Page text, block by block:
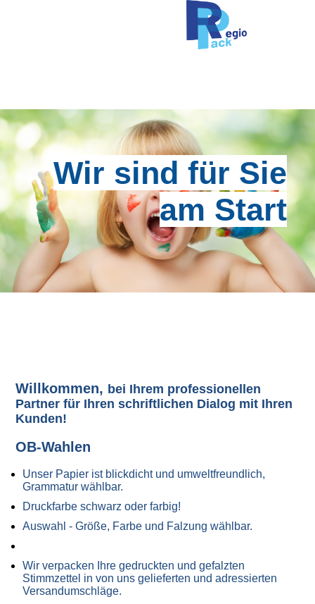
Wir sind für Sie
am Start
Willkommen, bei Ihrem professionellen
Partner für Ihren schriftlichen Dialog mit Ihren
Kunden!
OB-Wahlen
Unser Papier ist blickdicht und umweltfreundlich,
Grammatur wählbar.
Druckfarbe schwarz oder farbig!
Auswahl - Größe, Farbe und Falzung wählbar.
Wir verpacken Ihre gedruckten und gefalzten
Stimmzettel in von uns gelieferten und adressierten
Versandumschläge.